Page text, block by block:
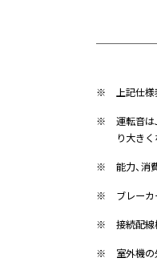
※
上記仕様
※
運転音は
り大きく
※
能力、消
※
ブレー
※
接続配線
※
室外機